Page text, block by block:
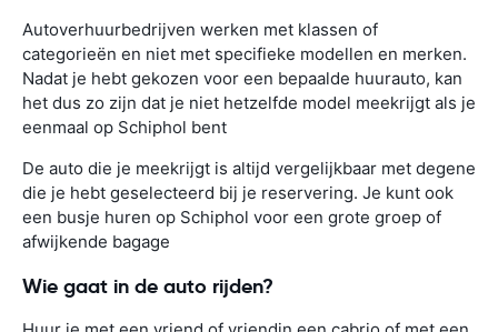
Autoverhuurbedrijven werken met klassen of
categorieën en niet met specifieke modellen en merken.
Nadat je hebt gekozen voor een bepaalde huurauto, kan
het dus zo zijn dat je niet hetzelfde model meekrijgt als je
eenmaal op Schiphol bent
De auto die je meekrijgt is altijd vergelijkbaar met degene
die je hebt geselecteerd bij je reservering. Je kunt ook
een busje huren op Schiphol voor een grote groep of
afwijkende bagage
Wie gaat in de auto rijden?